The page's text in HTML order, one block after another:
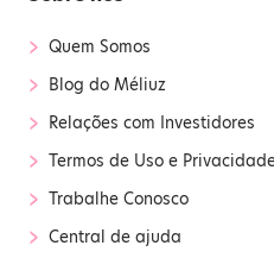
› Quem Somos
› Blog do Méliuz
› Relações com Investidores
› Termos de Uso e
› Trabalhe Conosco
› Central de ajuda